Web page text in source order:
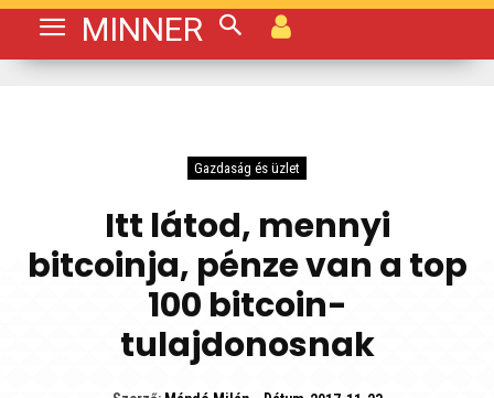
MINNER
Gazdaság és üzlet
Itt látod, mennyi
bitcoinja, pénze van a top
100 bitcoin-
tulajdonosnak